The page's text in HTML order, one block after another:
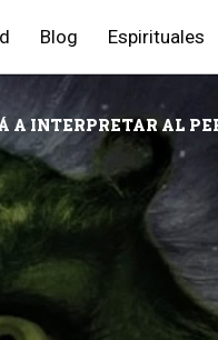
Blog Espirituales
A INTERPRETAR AL